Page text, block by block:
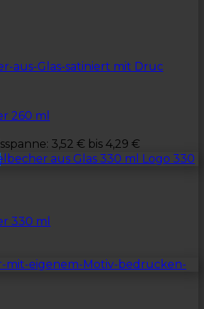
260 ml
3,52 € bis 4,29 €
330 ml